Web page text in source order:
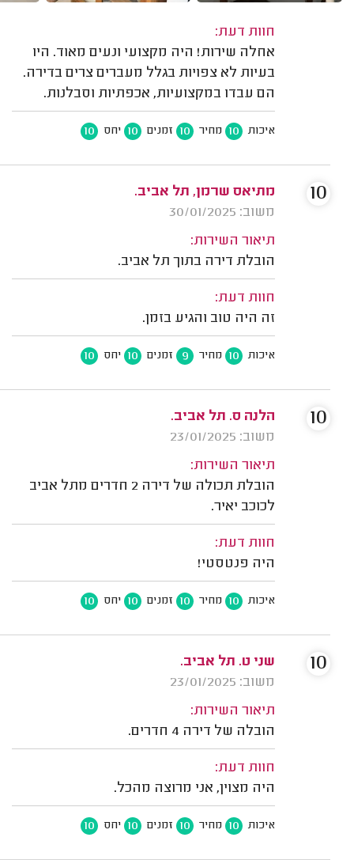
חוות דעת:
אחלה שירות! היה מקצועי ונעים מאוד. היו
בעיות לא צפויות בגלל מעברים צרים בדירה.
הם עבדו במקצועיות, אכפתיות וסבלנות.
איכות 10 מחיר 10 זמנים 10 יחס 10
מתיאס שרמן, תל אביב.
משוב: 30/01/2025
תיאור השירות:
הובלת דירה בתוך תל אביב.
חוות דעת:
זה היה טוב והגיע בזמן.
איכות 10 מחיר 9 זמנים 10 יחס 10
10
הלנה ס. תל אביב.
משוב: 23/01/2025
תיאור השירות:
הובלת תכולה של דירה 2 חדרים מתל אביב
לכוכב יאיר.
חוות דעת:
היה פנטסטי!
איכות 10 מחיר 10 זמנים 10 יחס 10
10
שני ט. תל אביב.
משוב: 23/01/2025
תיאור השירות:
הובלה של דירה 4 חדרים.
חוות דעת:
היה מצוין, אני מרוצה מהכל.
איכות 10 מחיר 10 זמנים 10 יחס 10
10